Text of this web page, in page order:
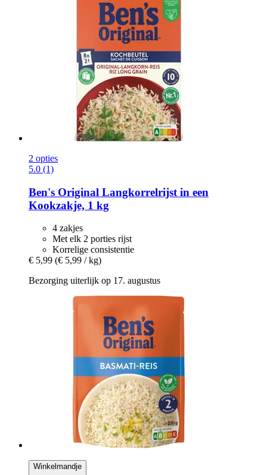
2 opties
5.0 (1)
Ben's Original Langkorrelrijst in een
Kookzakje, 1 kg
4 zakjes
Met elk 2 porties rijst
Korrelige consistentie
€ 5,99 (€ 5,99 / kg)
Bezorging uiterlijk op 17. augustus
Winkelmandje